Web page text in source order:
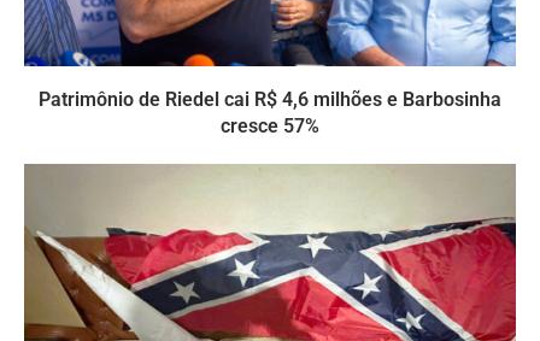
Patrimônio de Riedel cai R$ 4,6 milhões e Barbosinha
cresce 57%